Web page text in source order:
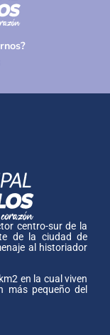
centro-sur de la
de la ciudad de
al historiador
en la cual viven
más pequeño del